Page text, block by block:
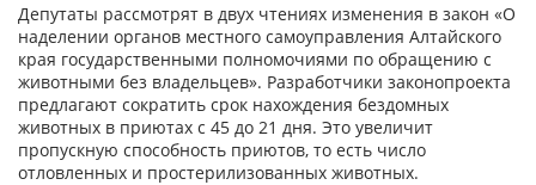
Депутаты рассмотрят в двух чтениях изменения в закон «О
наделении органов местного самоуправления Алтайского
края государственными полномочиями по обращению с
животными без владельцев». Разработчики законопроекта
предлагают сократить срок нахождения бездомных
животных в приютах с 45 до 21 дня. Это увеличит
пропускную способность приютов, то есть число
отловленных и простерилизованных животных.